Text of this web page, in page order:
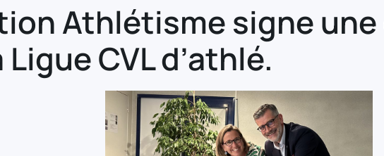
Athlétisme signe
CVL d’athlé.